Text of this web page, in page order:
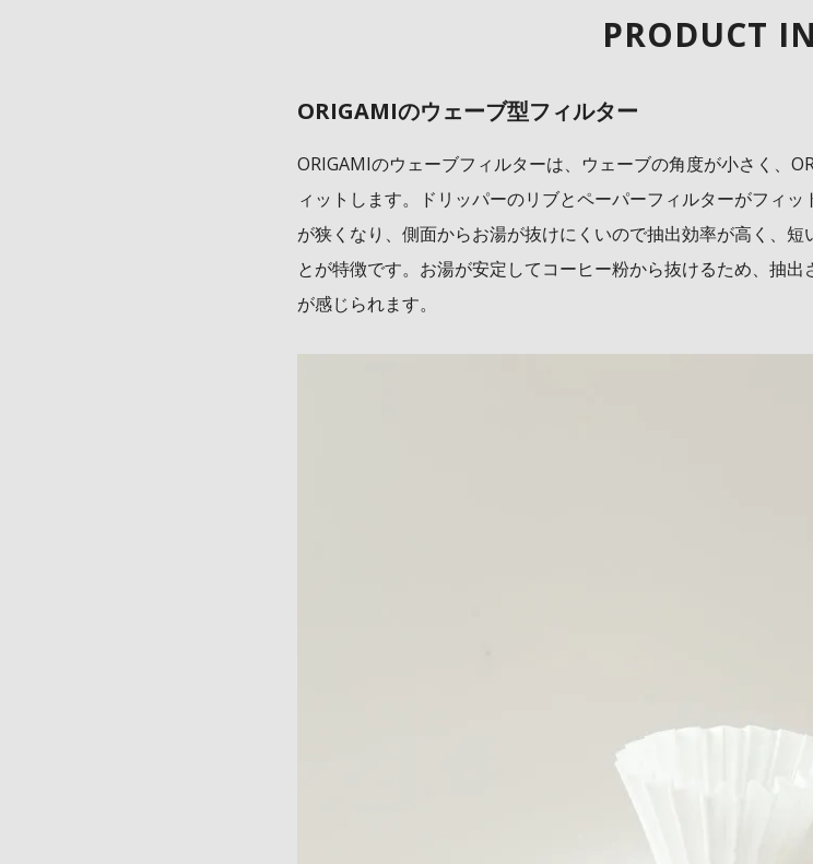
PRODUCT
ORIGAMIのウェーブ型フィルター
ORIGAMIのウェーブフィルターは、ウェーブの角度が小さく、
ィットします。ドリッパーのリブとペーパーフィルターがフィ
が狭くなり、側面からお湯が抜けにくいので抽出効率が高く、
とが特徴です。お湯が安定してコーヒー粉から抜けるため、抽
が感じられます。